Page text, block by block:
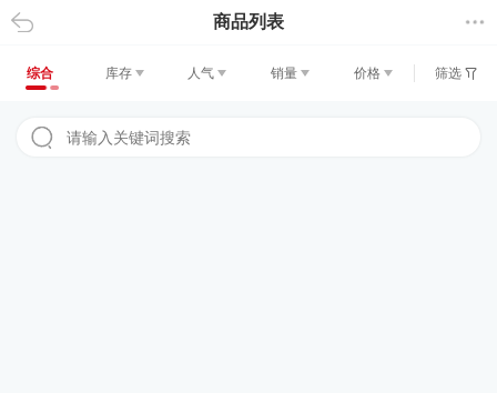
返回 商品列表
综合 库存 人气 销量 价格 筛选